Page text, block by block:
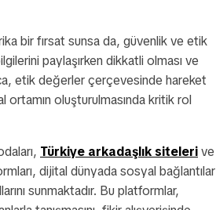
bir fırsat sunsa da, güvenlik ve etik
paylaşırken dikkatli olması ve
etik değerler çerçevesinde hareket
ortamın oluşturulmasında kritik rol
Türkiye arkadaşlık sitelerive
dijital dünyada sosyal bağlantılar
sunmaktadır. Bu platformlar,